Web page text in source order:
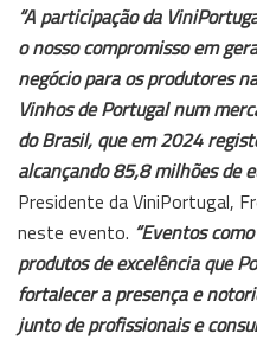
“A participação da
o nosso compromisso em
negócio para os produtores
Vinhos de Portugal num
do Brasil, que em 2024
alcançando 85,8 milhões de
Presidente da ViniPortugal,
neste evento. “Eventos
produtos de excelência que
fortalecer a presença e
junto de profissionais e